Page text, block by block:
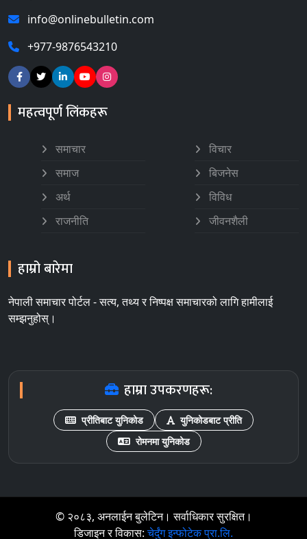
info@onlinebulletin.com
+977-9876543210
महत्वपूर्ण लिंकहरू
समाचार
समाज
अर्थ
राजनीति
विचार
बिजनेस
विविध
जीवनशैली
हाम्रो बारेमा
नेपाली समाचार पोर्टल - सत्य, तथ्य र निष्पक्ष समाचारको लागि हामीलाई
सम्झनुहोस्।
हाम्रा उपकरणहरू:
प्रीतिबाट युनिकोड
युनिकोडबाट प्रीति
रोमनमा युनिकोड
© २०८३, अनलाईन बुलेटिन। सर्वाधिकार सुरक्षित।
डिजाइन र विकास:चेर्दुंग इन्फोटेक प्रा.लि.